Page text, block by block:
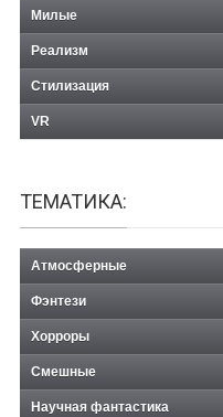
Милые
Реализм
Стилизация
VR
ТЕМАТИКА:
Атмосферные
Фэнтези
Хорроры
Смешные
Научная фантастика